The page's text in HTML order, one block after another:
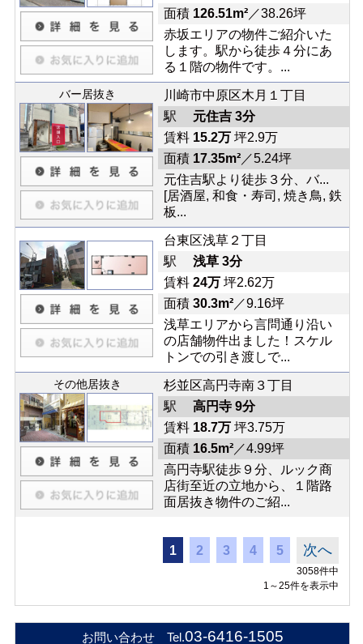
面積 126.51m²／38.26坪
赤坂エリアの物件ご紹介いた
します。駅から徒歩４分にあ
る１階の物件です。...
バー居抜き
川崎市中原区木月１丁目
駅 元住吉 3分
賃料 15.2万坪2.9万
面積 17.35m²／5.24坪
元住吉駅より徒歩３分、バ...
[居酒屋, 和食・寿司, 焼き鳥, 鉄
板...
台東区浅草２丁目
駅 浅草 3分
賃料 24万坪2.62万
面積 30.3m²／9.16坪
浅草エリアから言問通り沿い
の店舗物件出ました！スケル
トンでの引き渡しで...
その他居抜き
杉並区高円寺南３丁目
駅 高円寺 9分
賃料 18.7万坪3.75万
面積 16.5m²／4.99坪
高円寺駅徒歩９分、ルック商
店街至近の立地から、１階路
面居抜き物件のご紹...
1 2 3 4 5 次へ
3058件中
1～25件を表示中
お問い合わせ Tel.03-6416-1505